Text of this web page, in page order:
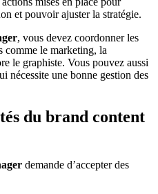
et pouvoir ajuster la stratégie.
, vous devez coordonner les
comme le marketing, la
le graphiste. Vous pouvez aussi
nécessite une bonne gestion des
du brand content
demande d’accepter des